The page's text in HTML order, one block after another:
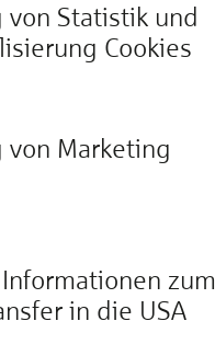
von Statistik und
Cookies
von Marketing
zum
in die USA